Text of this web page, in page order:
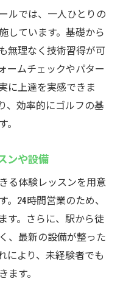
ルでは、一人ひとりの
しています。基礎から
無理なく技術習得が可
ームチェックやパター
に上達を実感できま
、効率的にゴルフの基
ンや設備
る体験レッスンを用意
24時間営業のため、
す。さらに、駅から徒
、最新の設備が整った
により、未経験者でも
す。